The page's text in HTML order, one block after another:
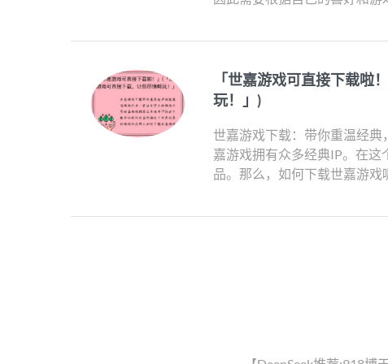
「世嘉游戏可直接下载啦
玩！」)
世嘉游戏下载：带你重温经
嘉游戏拥有众多经典IP。在
品。那么，如何下载世嘉游戏